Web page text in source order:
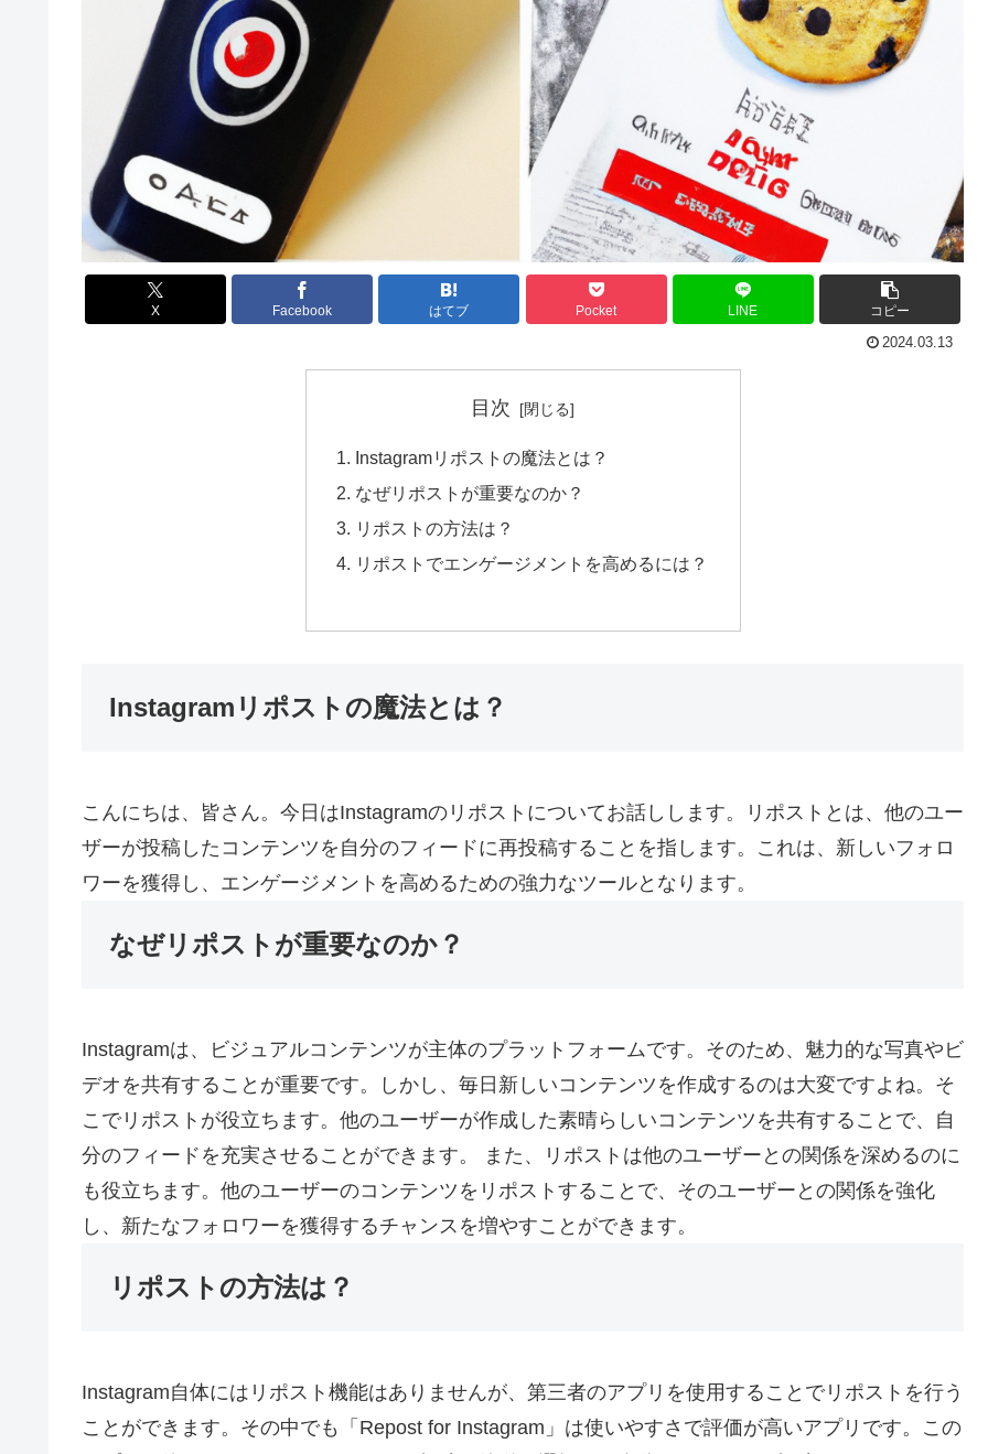
X Facebook はてブ Pocket LINE コピー
2024.03.13
目次
Instagramリポストの魔法とは？
なぜリポストが重要なのか？
リポストの方法は？
リポストでエンゲージメントを高めるには？
Instagramリポストの魔法とは？
こんにちは、皆さん。今日はInstagramのリポストについてお話しします。リポストとは、他のユー
ザーが投稿したコンテンツを自分のフィードに再投稿することを指します。これは、新しいフォロ
ワーを獲得し、エンゲージメントを高めるための強力なツールとなります。
なぜリポストが重要なのか？
Instagramは、ビジュアルコンテンツが主体のプラットフォームです。そのため、魅力的な写真やビ
デオを共有することが重要です。しかし、毎日新しいコンテンツを作成するのは大変ですよね。そ
こでリポストが役立ちます。他のユーザーが作成した素晴らしいコンテンツを共有することで、自
分のフィードを充実させることができます。 また、リポストは他のユーザーとの関係を深めるのに
も役立ちます。他のユーザーのコンテンツをリポストすることで、そのユーザーとの関係を強化
し、新たなフォロワーを獲得するチャンスを増やすことができます。
リポストの方法は？
Instagram自体にはリポスト機能はありませんが、第三者のアプリを使用することでリポストを行う
ことができます。その中でも「Repost for Instagram」は使いやすさで評価が高いアプリです。この